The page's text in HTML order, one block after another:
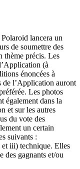
lancera un
de soumettre des
thème précis. Les
(à
énoncées à
de l’Application auront
Les photos
également dans la
et sur les autres
du vote des
un certain
suivants :
iii) technique. Elles
des gagnants et/ou